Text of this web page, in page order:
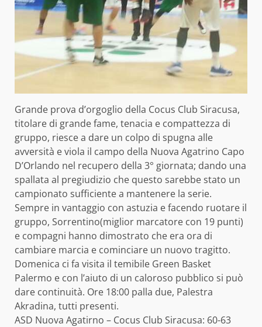
Grande prova d’orgoglio della Cocus Club Siracusa,
titolare di grande fame, tenacia e compattezza di
gruppo, riesce a dare un colpo di spugna alle
avversità e viola il campo della Nuova Agatrino Capo
D’Orlando nel recupero della 3° giornata; dando una
spallata al pregiudizio che questo sarebbe stato un
campionato sufficiente a mantenere la serie.
Sempre in vantaggio con astuzia e facendo ruotare il
gruppo, Sorrentino(miglior marcatore con 19 punti)
e compagni hanno dimostrato che era ora di
cambiare marcia e cominciare un nuovo tragitto.
Domenica ci fa visita il temibile Green Basket
Palermo e con l’aiuto di un caloroso pubblico si può
dare continuità. Ore 18:00 palla due, Palestra
Akradina, tutti presenti.
ASD Nuova Agatirno – Cocus Club Siracusa: 60-63